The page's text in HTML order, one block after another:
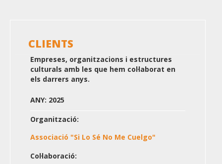
CLIENTS
Empreses, organitzacions i estructures
culturals amb les que hem col·laborat en
els darrers anys.
ANY: 2025
Organització:
Associació "Si Lo Sé No Me Cuelgo"
Col·laboració: